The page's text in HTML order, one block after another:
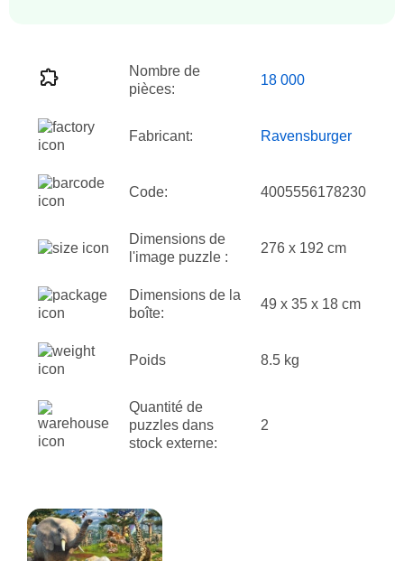
Nombre de
pièces:
18 000
Fabricant: Ravensburger
Code: 4005556178230
Dimensions de
l'image puzzle :
276 x 192 cm
Dimensions de la
boîte:
49 x 35 x 18 cm
Poids 8.5 kg
Quantité de
puzzles dans
stock externe:
2